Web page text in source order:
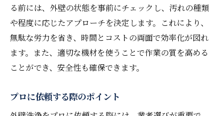
る前には、外壁の状態を事前にチェックし、汚れの種類
や程度に応じたアプローチを決定します。これにより、
無駄な労力を省き、時間とコストの両面で効率化が図れ
ます。また、適切な機材を使うことで作業の質を高める
ことができ、安全性も確保できます。
プロに依頼する際のポイント